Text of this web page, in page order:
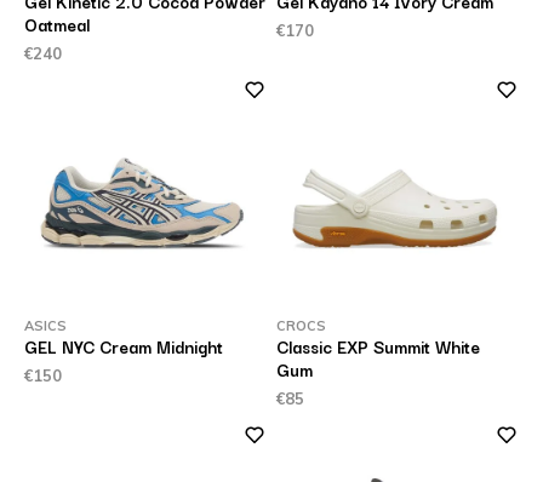
Oatmeal
€240
€170
ASICS
GEL NYC Cream Midnight
€150
CROCS
Classic EXP Summit White
Gum
€85